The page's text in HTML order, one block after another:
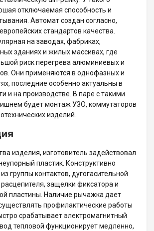
отключаемая способность и
Автомат создан согласно,
стандартов качества.
на заводах, фабриках,
зданиях и жилых массивах, где
риск перегрева алюминиевых и
Они применяются в однофазных и
последние особенно актуальны в
и на производстве. В паре с такими
будет монтаж УЗО, коммутаторов
изделий.
изделия, изготовитель задействовал
пластик. Конструктивно
группы контактов, дугогасительной
защелки фиксатора и
пластины. Наличие рычажка дает
профилактические работы
срабатывает электромагнитный
тепловой функционирует медленно,